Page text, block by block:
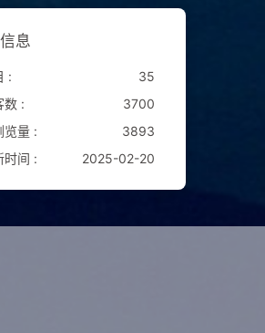
息
:
35
数 :
3700
览量 :
3893
时间 :
2025-02-20